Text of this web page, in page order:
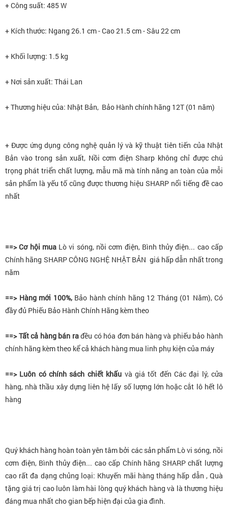
+ Công suất: 485 W
+ Kích thước: Ngang 26.1 cm - Cao 21.5 cm - Sâu 22 cm
+ Khối lượng: 1.5 kg
+ Nơi sản xuất: Thái Lan
+ Thương hiệu của: Nhật Bản, Bảo Hành chính hãng 12T (01 năm)
+ Được ứng dụng công nghệ quản lý và kỹ thuật tiên tiến của Nhật
Bản vào trong sản xuất, Nồi cơm điện Sharp không chỉ được chú
trọng phát triển chất lượng, mẫu mã mà tính năng an toàn của mỗi
sản phẩm là yếu tố cũng được thương hiệu SHARP nổi tiếng đề cao
nhất
==> Cơ hội mua Lò vi sóng, nồi cơm điện, Bình thủy điện... cao cấp
Chính hãng SHARP CÔNG NGHỆ NHẬT BẢN giá hấp dẫn nhất trong
năm
==> Hàng mới 100%,Bảo hành chính hãng 12 Tháng (01 Năm), Có
đầy đủ Phiếu Bảo Hành Chính Hãng kèm theo
==> Tất cả hàng bán rađều có hóa đơn bán hàng và phiếu bảo hành
chính hãng kèm theo kể cả khách hàng mua linh phụ kiện của máy
==> Luôn có chính sách chiết khấu và giá tốt đến Các đại lý, cửa
hàng, nhà thầu xây dựng liên hệ lấy số lượng lớn hoặc cắt lô hết lô
hàng
Quý khách hàng hoàn toàn yên tâm bởi các sản phẩm Lò vi sóng, nồi
cơm điện, Bình thủy điện... cao cấp Chính hãng SHARP chất lượng
cao rất đa dạng chủng loại: Khuyến mãi hàng tháng hấp dẫn , Quà
tặng giá trị cao luôn làm hài lòng quý khách hàng và là thương hiệu
đáng mua nhất cho gian bếp hiện đại của gia đình.